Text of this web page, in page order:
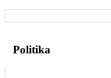
Politika